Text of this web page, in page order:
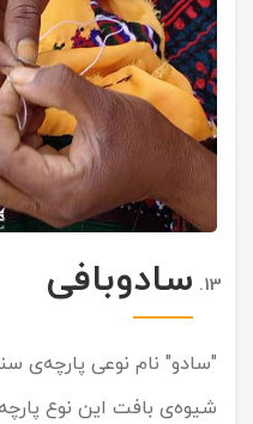
سادوبافی
"سادو" نام نوعی پارچه‌ی
شیوه‌ی بافت این نوع